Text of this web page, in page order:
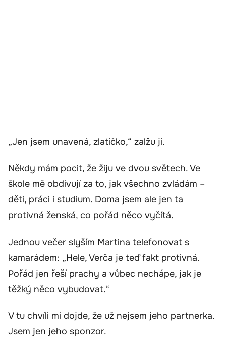
„Jen jsem unavená, zlatíčko,“ zalžu jí.
Někdy mám pocit, že žiju ve dvou světech. Ve
škole mě obdivují za to, jak všechno zvládám –
děti, práci i studium. Doma jsem ale jen ta
protivná ženská, co pořád něco vyčítá.
Jednou večer slyším Martina telefonovat s
kamarádem: „Hele, Verča je teď fakt protivná.
Pořád jen řeší prachy a vůbec nechápe, jak je
těžký něco vybudovat.“
V tu chvíli mi dojde, že už nejsem jeho partnerka.
Jsem jen jeho sponzor.